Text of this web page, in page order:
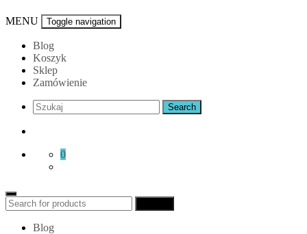
MENU Toggle navigation
Blog
Koszyk
Sklep
Zamówienie
0
Search
for:
Blog